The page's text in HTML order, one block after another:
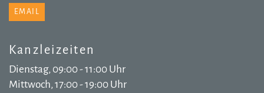
EMAIL
Kanzleizeiten
Dienstag, 09:00 - 11:00 Uhr
Mittwoch, 17:00 - 19:00 Uhr